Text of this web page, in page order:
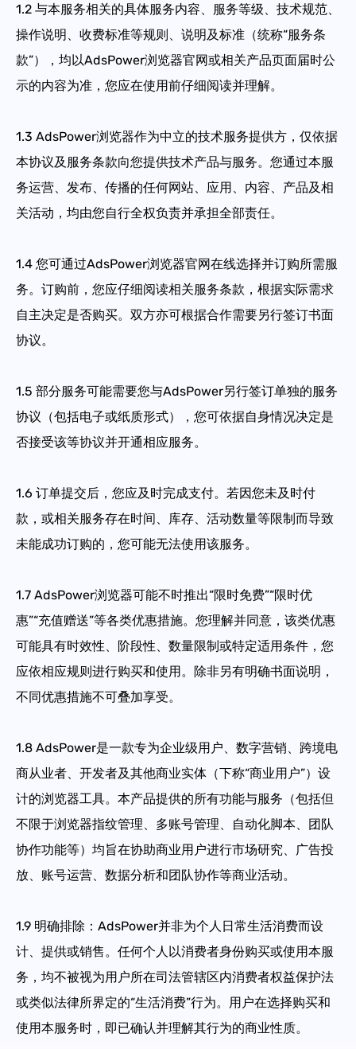
1.2 与本服务相关的具体服务内容、服务等级、技术规范、
操作说明、收费标准等规则、说明及标准（统称“服务条
款”），均以AdsPower浏览器官网或相关产品页面届时公
示的内容为准，您应在使用前仔细阅读并理解。
1.3 AdsPower浏览器作为中立的技术服务提供方，仅依据
本协议及服务条款向您提供技术产品与服务。您通过本服
务运营、发布、传播的任何网站、应用、内容、产品及相
关活动，均由您自行全权负责并承担全部责任。
1.4 您可通过AdsPower浏览器官网在线选择并订购所需服
务。订购前，您应仔细阅读相关服务条款，根据实际需求
自主决定是否购买。双方亦可根据合作需要另行签订书面
协议。
1.5 部分服务可能需要您与AdsPower另行签订单独的服务
协议（包括电子或纸质形式），您可依据自身情况决定是
否接受该等协议并开通相应服务。
1.6 订单提交后，您应及时完成支付。若因您未及时付
款，或相关服务存在时间、库存、活动数量等限制而导致
未能成功订购的，您可能无法使用该服务。
1.7 AdsPower浏览器可能不时推出“限时免费”“限时优
惠”“充值赠送”等各类优惠措施。您理解并同意，该类优惠
可能具有时效性、阶段性、数量限制或特定适用条件，您
应依相应规则进行购买和使用。除非另有明确书面说明，
不同优惠措施不可叠加享受。
1.8 AdsPower是一款专为企业级用户、数字营销、跨境电
商从业者、开发者及其他商业实体（下称“商业用户”）设
计的浏览器工具。本产品提供的所有功能与服务（包括但
不限于浏览器指纹管理、多账号管理、自动化脚本、团队
协作功能等）均旨在协助商业用户进行市场研究、广告投
放、账号运营、数据分析和团队协作等商业活动。
1.9 明确排除：AdsPower并非为个人日常生活消费而设
计、提供或销售。任何个人以消费者身份购买或使用本服
务，均不被视为用户所在司法管辖区内消费者权益保护法
或类似法律所界定的“生活消费”行为。用户在选择购买和
使用本服务时，即已确认并理解其行为的商业性质。